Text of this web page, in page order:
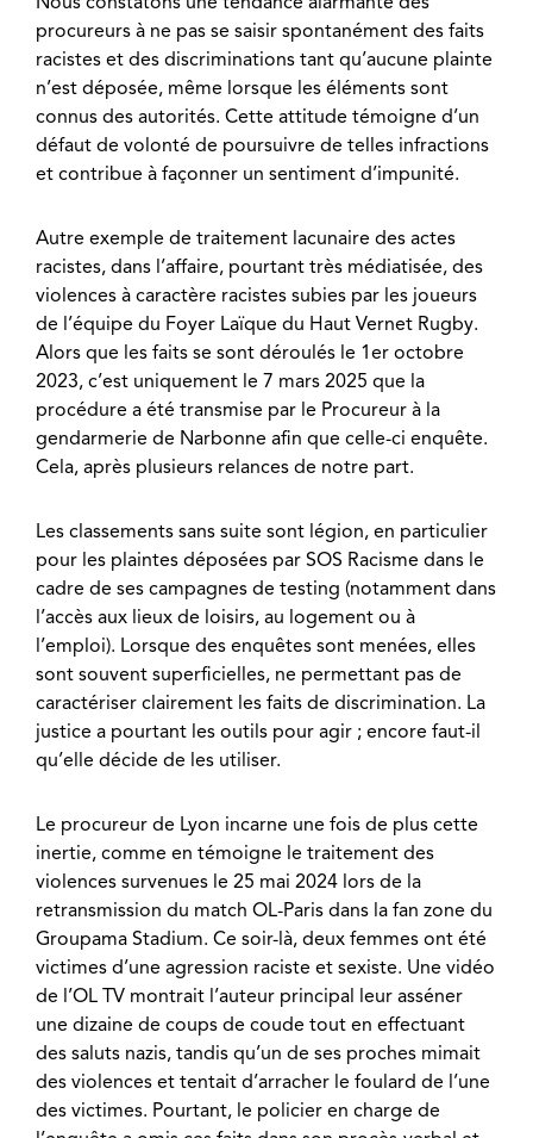
procureurs à ne pas se saisir spontanément des faits
racistes et des discriminations tant qu’aucune plainte
n’est déposée, même lorsque les éléments sont
connus des autorités. Cette attitude témoigne d’un
défaut de volonté de poursuivre de telles infractions
et contribue à façonner un sentiment d’impunité.
Autre exemple de traitement lacunaire des actes
racistes, dans l’affaire, pourtant très médiatisée, des
violences à caractère racistes subies par les joueurs
de l’équipe du Foyer Laïque du Haut Vernet Rugby.
Alors que les faits se sont déroulés le 1er octobre
2023, c’est uniquement le 7 mars 2025 que la
procédure a été transmise par le Procureur à la
gendarmerie de Narbonne afin que celle-ci enquête.
Cela, après plusieurs relances de notre part.
Les classements sans suite sont légion, en particulier
pour les plaintes déposées par SOS Racisme dans le
cadre de ses campagnes de testing (notamment dans
l’accès aux lieux de loisirs, au logement ou à
l’emploi). Lorsque des enquêtes sont menées, elles
sont souvent superficielles, ne permettant pas de
caractériser clairement les faits de discrimination. La
justice a pourtant les outils pour agir ; encore faut-il
qu’elle décide de les utiliser.
Le procureur de Lyon incarne une fois de plus cette
inertie, comme en témoigne le traitement des
violences survenues le 25 mai 2024 lors de la
retransmission du match OL-Paris dans la fan zone du
Groupama Stadium. Ce soir-là, deux femmes ont été
victimes d’une agression raciste et sexiste. Une vidéo
de l’OL TV montrait l’auteur principal leur asséner
une dizaine de coups de coude tout en effectuant
des saluts nazis, tandis qu’un de ses proches mimait
des violences et tentait d’arracher le foulard de l’une
des victimes. Pourtant, le policier en charge de